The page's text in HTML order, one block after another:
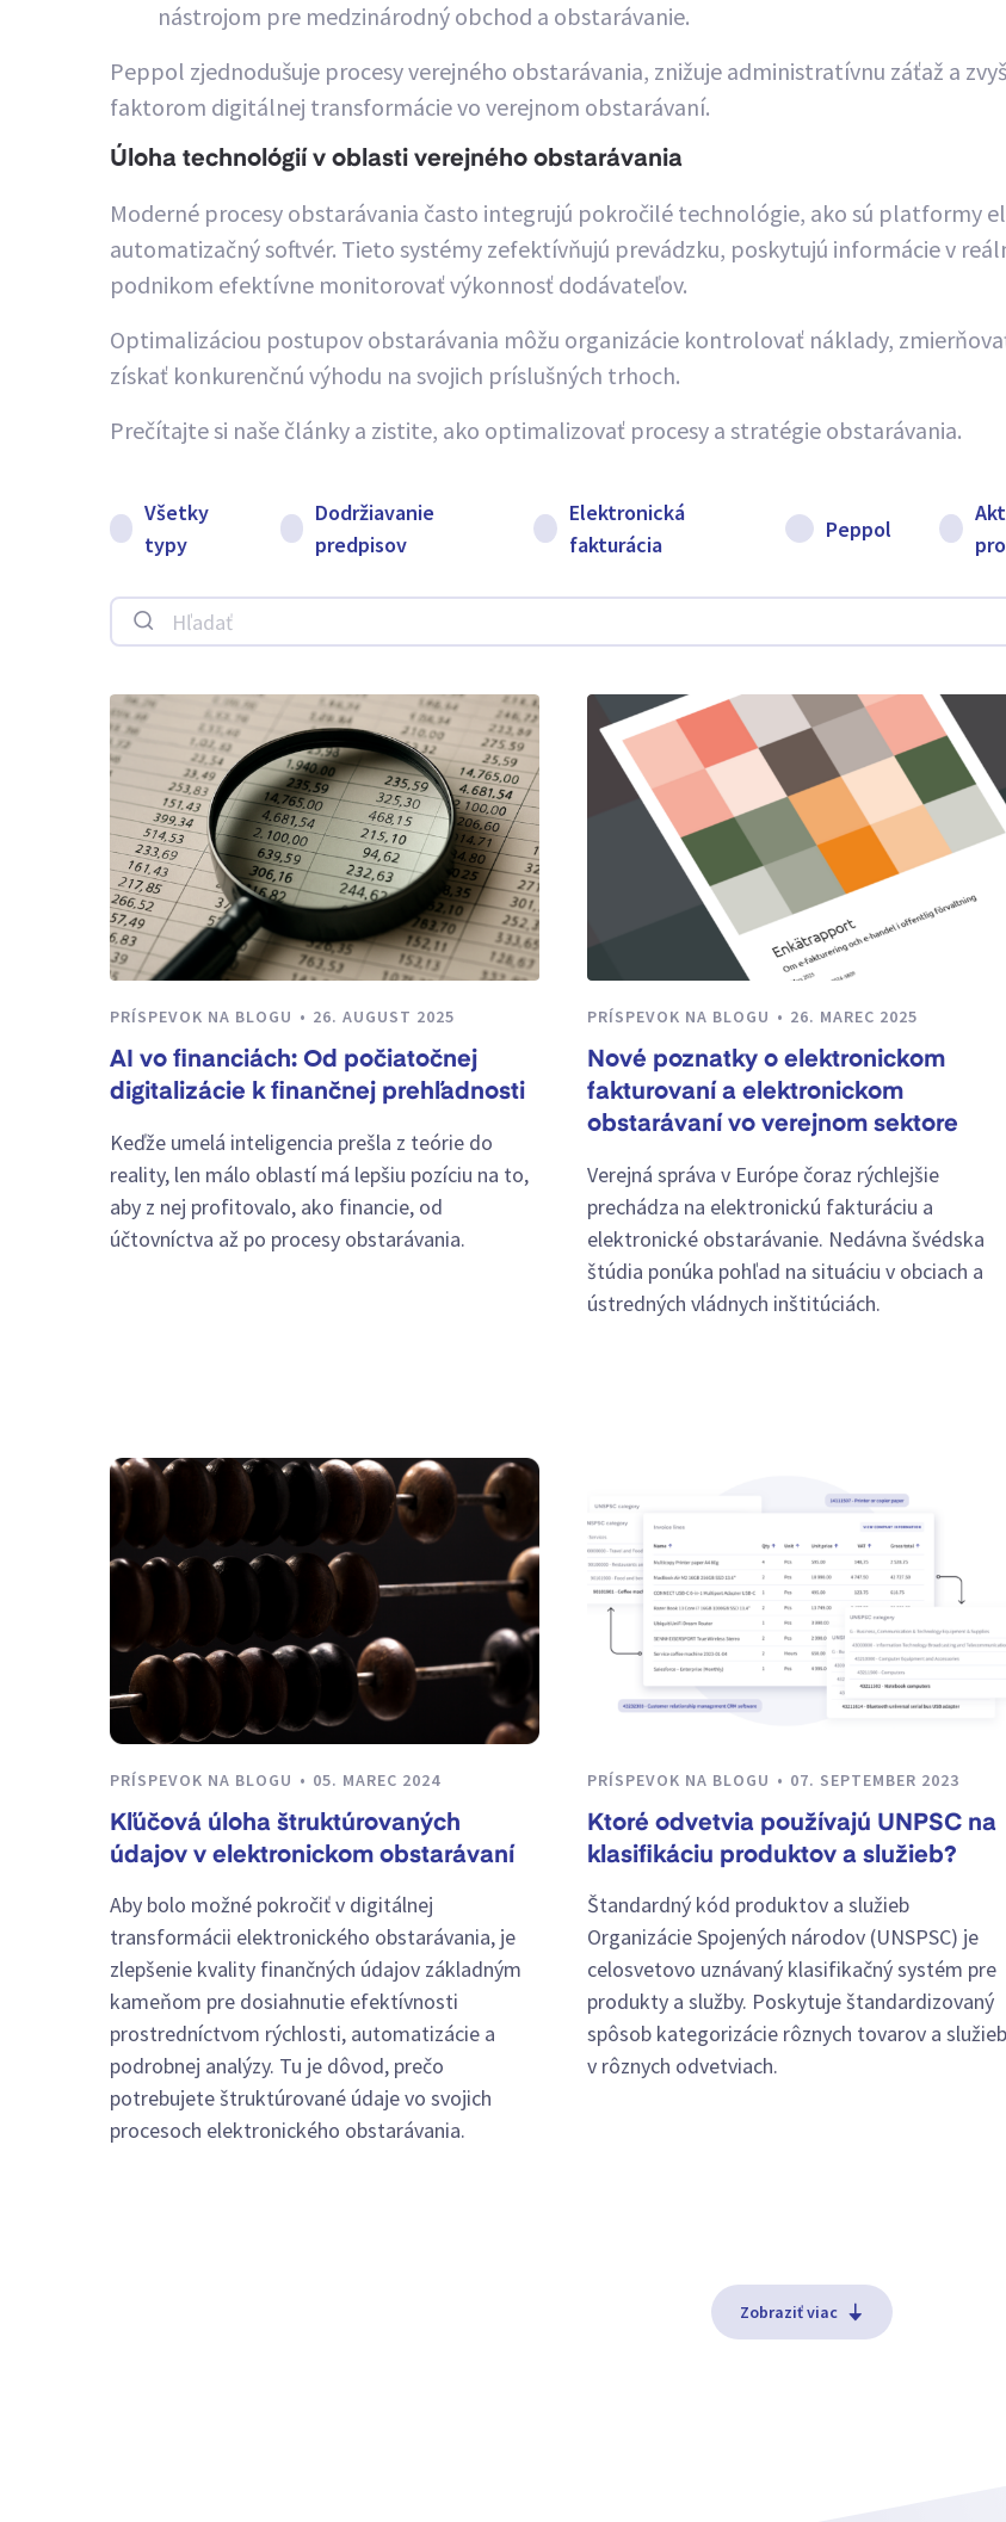
nástrojom pre medzinárodný obchod a obstarávanie.
Peppol zjednodušuje procesy verejného obstarávania, znižuje administratívnu záťaž a
faktorom digitálnej transformácie vo verejnom obstarávaní.
Úloha technológií v oblasti verejného obstarávania
Moderné procesy obstarávania často integrujú pokročilé technológie, ako sú platformy
automatizačný softvér. Tieto systémy zefektívňujú prevádzku, poskytujú informácie v
podnikom efektívne monitorovať výkonnosť dodávateľov.
Optimalizáciou postupov obstarávania môžu organizácie kontrolovať náklady,
získať konkurenčnú výhodu na svojich príslušných trhoch.
Prečítajte si naše články a zistite, ako optimalizovať procesy a stratégie obstarávania.
Všetky
typy
Dodržiavanie
predpisov
Elektronická
fakturácia
Peppol
Hľadať
PRÍSPEVOK NA BLOGU 26. AUGUST 2025
AI vo financiách: Od počiatočnej
digitalizácie k finančnej prehľadnosti
Keďže umelá inteligencia prešla z teórie do
reality, len málo oblastí má lepšiu pozíciu na to,
aby z nej profitovalo, ako financie, od
účtovníctva až po procesy obstarávania.
PRÍSPEVOK NA BLOGU 26. MAREC 2025
Nové poznatky o elektronickom
fakturovaní a elektronickom
obstarávaní vo verejnom sektore
Verejná správa v Európe čoraz rýchlejšie
prechádza na elektronickú fakturáciu a
elektronické obstarávanie. Nedávna švédska
štúdia ponúka pohľad na situáciu v obciach a
ústredných vládnych inštitúciách.
PRÍSPEVOK NA BLOGU 05. MAREC 2024
Kľúčová úloha štruktúrovaných
údajov v elektronickom obstarávaní
Aby bolo možné pokročiť v digitálnej
transformácii elektronického obstarávania, je
zlepšenie kvality finančných údajov základným
kameňom pre dosiahnutie efektívnosti
prostredníctvom rýchlosti, automatizácie a
podrobnej analýzy. Tu je dôvod, prečo
potrebujete štruktúrované údaje vo svojich
procesoch elektronického obstarávania.
PRÍSPEVOK NA BLOGU 07. SEPTEMBER 2023
Ktoré odvetvia používajú UNPSC na
klasifikáciu produktov a služieb?
Štandardný kód produktov a služieb
Organizácie Spojených národov (UNSPSC) je
celosvetovo uznávaný klasifikačný systém pre
produkty a služby. Poskytuje štandardizovaný
spôsob kategorizácie rôznych tovarov a služieb
v rôznych odvetviach.
Zobraziť viac